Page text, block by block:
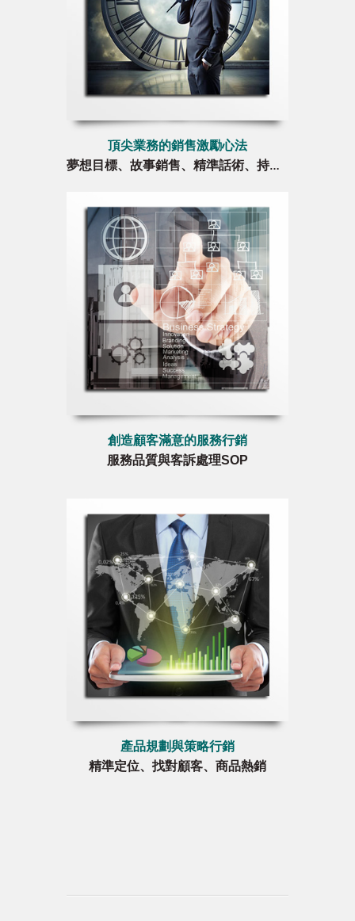
頂尖業務的銷售激勵心法
夢想目標、故事銷售、精準話術、持續成交
創造顧客滿意的服務行銷
服務品質與客訴處理SOP
產品規劃與策略行銷
精準定位、找對顧客、商品熱銷